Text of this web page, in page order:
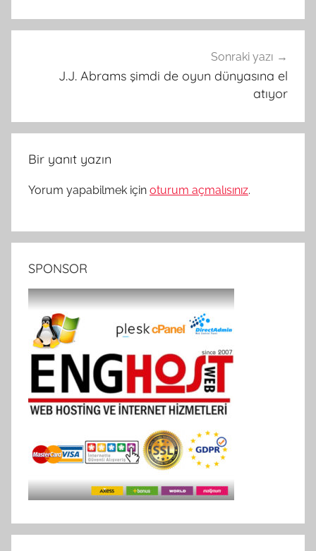
Sonraki yazı
J.J. Abrams şimdi de oyun dünyasına el
atıyor
Bir yanıt yazın
Yorum yapabilmek için oturum açmalısınız.
SPONSOR